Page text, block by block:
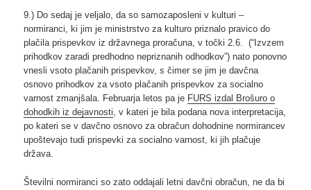
9.) Do sedaj je veljalo, da so samozaposleni v kulturi –
normiranci, ki jim je ministrstvo za kulturo priznalo pravico do
plačila prispevkov iz državnega proračuna, v točki 2.6. (“Izvzem
prihodkov zaradi predhodno nepriznanih odhodkov”) nato ponovno
vnesli vsoto plačanih prispevkov, s čimer se jim je davčna
osnovo prihodkov za vsoto plačanih prispevkov za socialno
varnost zmanjšala. Februarja letos pa je FURS izdal Brošuro o
dohodkih iz dejavnosti, v kateri je bila podana nova interpretacija,
po kateri se v davčno osnovo za obračun dohodnine normirancev
upoštevajo tudi prispevki za socialno varnost, ki jih plačuje
država.
Številni normiranci so zato oddajali letni davčni obračun, ne da bi